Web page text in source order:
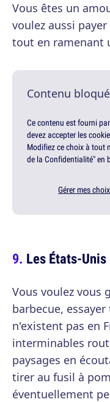
Vous êtes un
voulez aussi
tout en ramenant
Contenu
Ce contenu est fourni
devez accepter les
Modifiez ce choix à tout
de la Confidentialité" en
Gérer mes choix
Les États-Unis
Vous voulez vous
barbecue,
n'existent pas en
interminables
paysages en
tirer au fusil à
éventuellement